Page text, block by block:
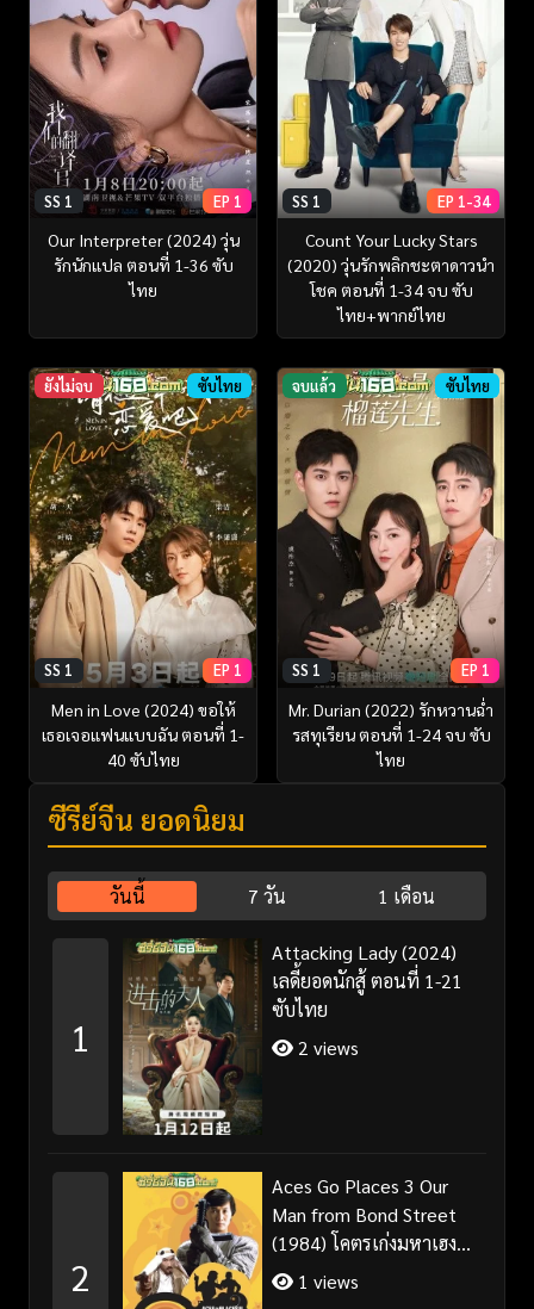
SS 1 EP 1
Our Interpreter (2024) วุ่น
รักนักแปล ตอนที่ 1-36 ซับ
ไทย
SS 1 EP 1-34
Count Your Lucky Stars
(2020) วุ่นรักพลิกชะตาดาวนำ
โชค ตอนที่ 1-34 จบ ซับ
ไทย+พากย์ไทย
ยังไม่จบ ซับไทย
SS 1 EP 1
Men in Love (2024) ขอให้
เธอเจอแฟนแบบฉัน ตอนที่ 1-
40 ซับไทย
จบแล้ว ซับไทย
SS 1 EP 1
Mr. Durian (2022) รักหวานฉ่ำ
รสทุเรียน ตอนที่ 1-24 จบ ซับ
ไทย
ซีรี่ย์จีน ยอดนิยม
วันนี้ 7 วัน 1 เดือน
1
Attacking Lady (2024)
เลดี้ยอดนักสู้ ตอนที่ 1-21
ซับไทย
2 views
2
Aces Go Places 3 Our
Man from Bond Street
(1984) โคตรเก่งมหาเฮง
ภาค 31 views